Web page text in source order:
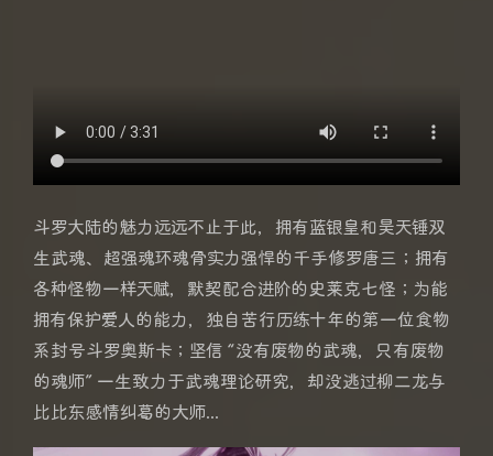
斗罗大陆的魅力远远不止于此，拥有蓝银皇和昊天锤双
生武魂、超强魂环魂骨实力强悍的千手修罗唐三；拥有
各种怪物一样天赋，默契配合进阶的史莱克七怪；为能
拥有保护爱人的能力，独自苦行历练十年的第一位食物
系封号斗罗奥斯卡；坚信 “没有废物的武魂，只有废物
的魂师” 一生致力于武魂理论研究，却没逃过柳二龙与
比比东感情纠葛的大师...